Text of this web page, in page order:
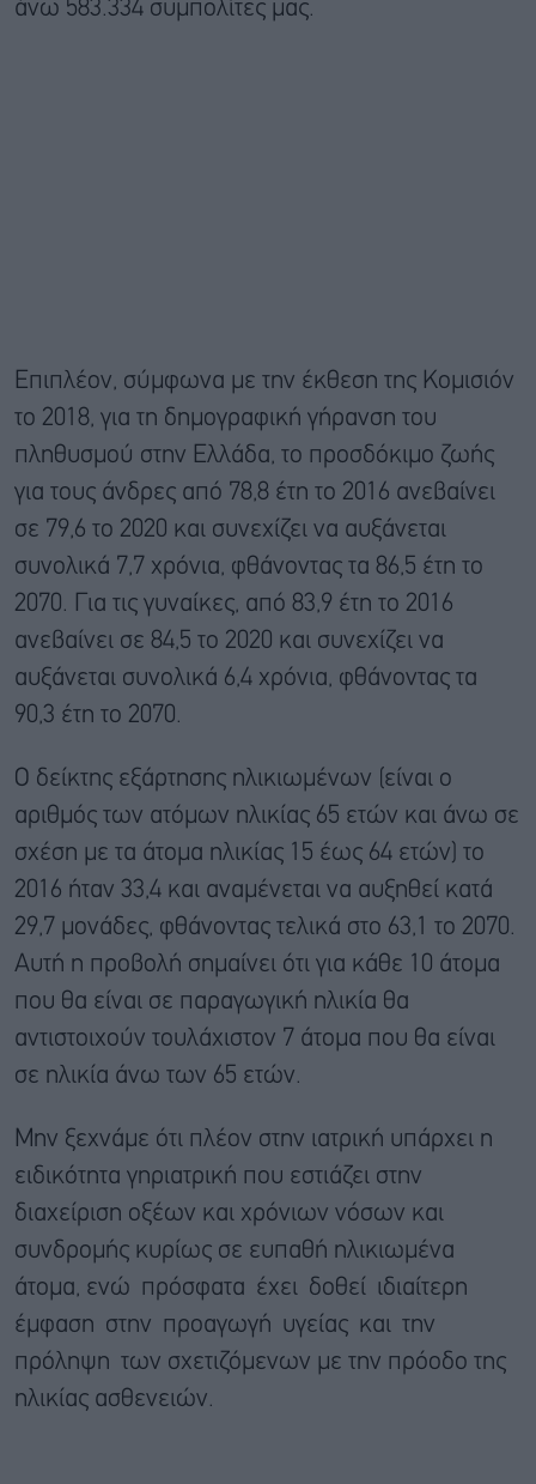
άνω 583.334 συμπολίτες μας.
Επιπλέον, σύμφωνα με την έκθεση της Κομισιόν
το 2018, για τη δημογραφική γήρανση του
πληθυσμού στην Ελλάδα, το προσδόκιμο ζωής
για τους άνδρες από 78,8 έτη το 2016 ανεβαίνει
σε 79,6 το 2020 και συνεχίζει να αυξάνεται
συνολικά 7,7 χρόνια, φθάνοντας τα 86,5 έτη το
2070. Για τις γυναίκες, από 83,9 έτη το 2016
ανεβαίνει σε 84,5 το 2020 και συνεχίζει να
αυξάνεται συνολικά 6,4 χρόνια, φθάνοντας τα
90,3 έτη το 2070.
Ο δείκτης εξάρτησης ηλικιωμένων (είναι ο
αριθμός των ατόμων ηλικίας 65 ετών και άνω σε
σχέση με τα άτομα ηλικίας 15 έως 64 ετών) το
2016 ήταν 33,4 και αναμένεται να αυξηθεί κατά
29,7 μονάδες, φθάνοντας τελικά στο 63,1 το 2070.
Αυτή η προβολή σημαίνει ότι για κάθε 10 άτομα
που θα είναι σε παραγωγική ηλικία θα
αντιστοιχούν τουλάχιστον 7 άτομα που θα είναι
σε ηλικία άνω των 65 ετών.
Μην ξεχνάμε ότι πλέον στην ιατρική υπάρχει η
ειδικότητα γηριατρική που εστιάζει στην
διαχείριση οξέων και χρόνιων νόσων και
συνδρομής κυρίως σε ευπαθή ηλικιωμένα
άτομα, ενώ πρόσφατα έχει δοθεί ιδιαίτερη
έμφαση στην προαγωγή υγείας και την
πρόληψη των σχετιζόμενων με την πρόοδο της
ηλικίας ασθενειών.